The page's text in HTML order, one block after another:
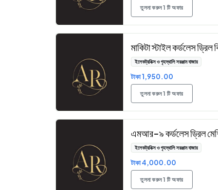
তুলনা করুন 1 টি অফার
মাকিটা স্টাইল কর্ডলেস ড্রিল
ইলেকট্রনিক্স ও গৃহস্থালি সরঞ্জাম বাজার
টাকা 1,950.00
তুলনা করুন 1 টি অফার
এমআর-৯ কর্ডলেস ড্রিল
ইলেকট্রনিক্স ও গৃহস্থালি সরঞ্জাম বাজার
টাকা 4,000.00
তুলনা করুন 1 টি অফার